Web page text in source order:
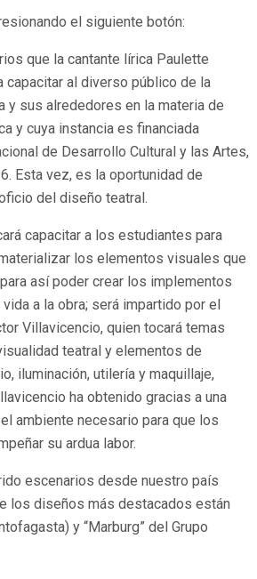
el siguiente botón:
que la cantante lírica Paulette
capacitar al diverso público de la
y sus alrededores en la materia de
y cuya instancia es financiada
de Desarrollo Cultural y las Artes,
Esta vez, es la oportunidad de
del diseño teatral.
capacitar a los estudiantes para
los elementos visuales que
así poder crear los implementos
a la obra; será impartido por el
Villavicencio, quien tocará temas
teatral y elementos de
iluminación, utilería y maquillaje,
ha obtenido gracias a una
ambiente necesario para que los
su ardua labor.
escenarios desde nuestro país
los diseños más destacados están
y “Marburg” del Grupo